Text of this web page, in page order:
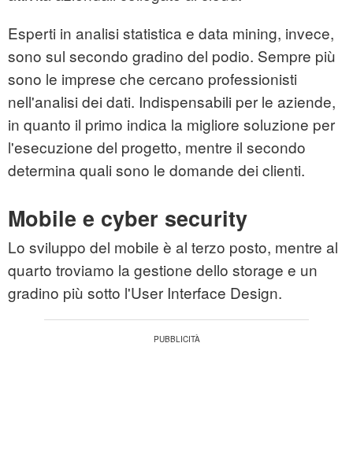
Esperti in analisi statistica e data mining, invece,
sono sul secondo gradino del podio. Sempre più
sono le imprese che cercano professionisti
nell'analisi dei dati. Indispensabili per le aziende,
in quanto il primo indica la migliore soluzione per
l'esecuzione del progetto, mentre il secondo
determina quali sono le domande dei clienti.
Mobile e cyber security
Lo sviluppo del mobile è al terzo posto, mentre al
quarto troviamo la gestione dello storage e un
gradino più sotto l'User Interface Design.